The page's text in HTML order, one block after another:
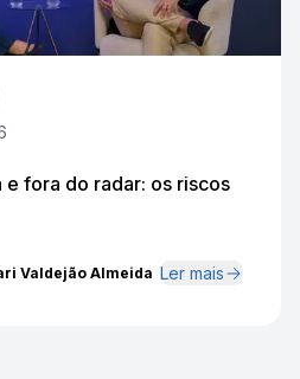
e fora do radar: os riscos
Valdejão Almeida Ler mais